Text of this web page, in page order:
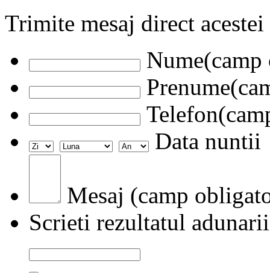
Trimite mesaj direct
Data nuntii
Mesaj (camp
Scrieti rezultatul adunarii